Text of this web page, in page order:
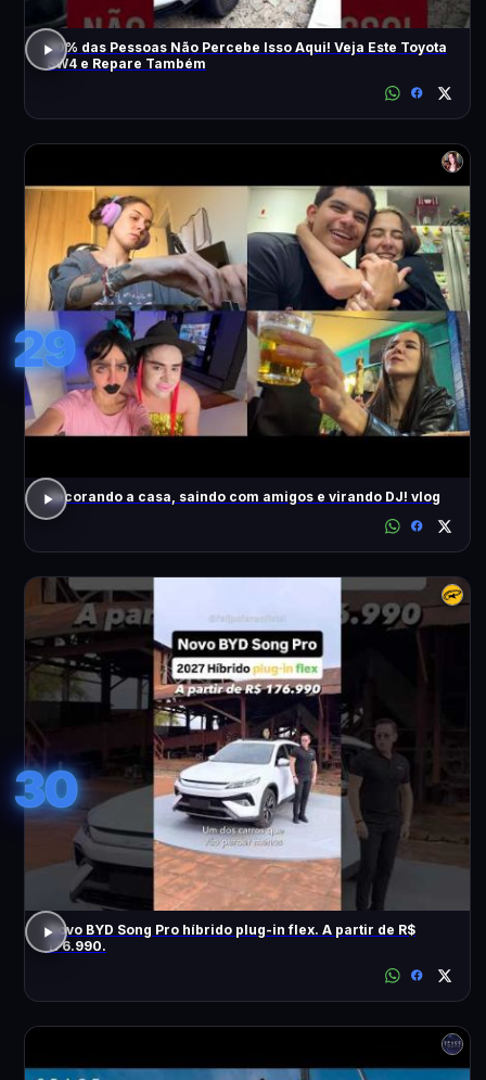
90% das Pessoas Não Percebe Isso Aqui! Veja Este Toyota
SW4 e Repare Também
29
decorando a casa, saindo com amigos e virando DJ! vlog
30
Novo BYD Song Pro híbrido plug-in flex. A partir de R$
176.990.